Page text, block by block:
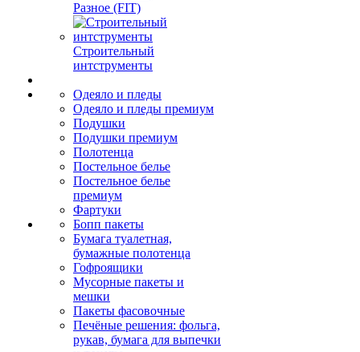
Разное (FIT)
Строительный
интструменты
Одеяло и пледы
Одеяло и пледы премиум
Подушки
Подушки премиум
Полотенца
Постельное белье
Постельное белье
премиум
Фартуки
Бопп пакеты
Бумага туалетная,
бумажные полотенца
Гофроящики
Мусорные пакеты и
мешки
Пакеты фасовочные
Печёные решения: фольга,
рукав, бумага для выпечки